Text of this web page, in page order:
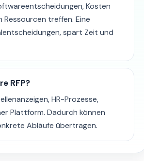
Kosten
treffen. Eine
spart Zeit und
RFP?
HR-Prozesse,
Plattform. Dadurch können
Abläufe übertragen.